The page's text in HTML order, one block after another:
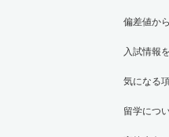
偏差値か
入試情報
気になる
留学につ